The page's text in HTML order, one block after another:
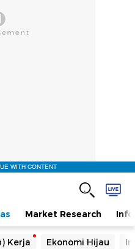
WITH CONTENT
Market Research
Kerja Ekonomi Hijau